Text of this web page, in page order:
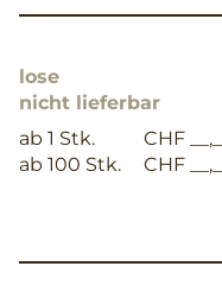
lose
nicht lieferbar
ab 1 Stk.
CHF __,__
ab 100 Stk.
CHF __,__